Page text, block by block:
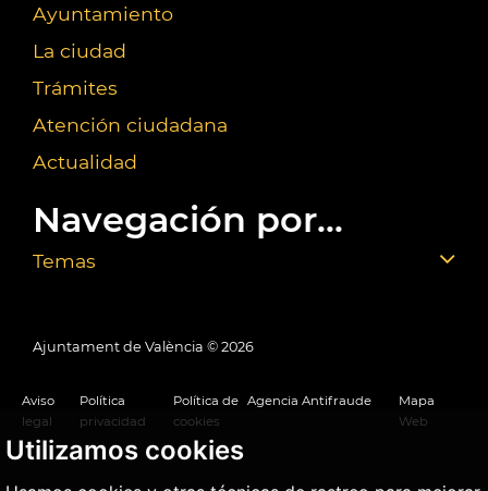
Utilizamos cookies
Ayuntamiento
La ciudad
Trámites
Atención ciudadana
Actualidad
Navegación por...
Temas
Ajuntament de València © 2026
Aviso
legal
Política
privacidad
Política de
cookies
Agencia Antifraude
Mapa
Web